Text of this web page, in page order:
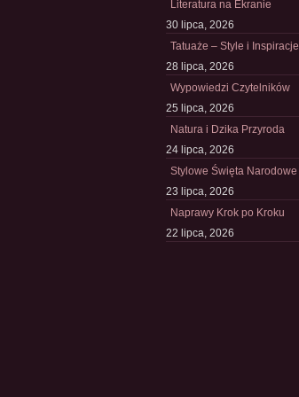
Literatura na Ekranie
30 lipca, 2026
Tatuaże – Style i Inspiracje
28 lipca, 2026
Wypowiedzi Czytelników
25 lipca, 2026
Natura i Dzika Przyroda
24 lipca, 2026
Stylowe Święta Narodowe
23 lipca, 2026
Naprawy Krok po Kroku
22 lipca, 2026